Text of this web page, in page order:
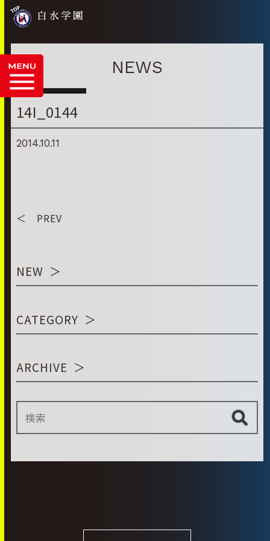
白水学園
NEWS
14I_0144
2014.10.11
＜ PREV
NEW
CATEGORY
ARCHIVE